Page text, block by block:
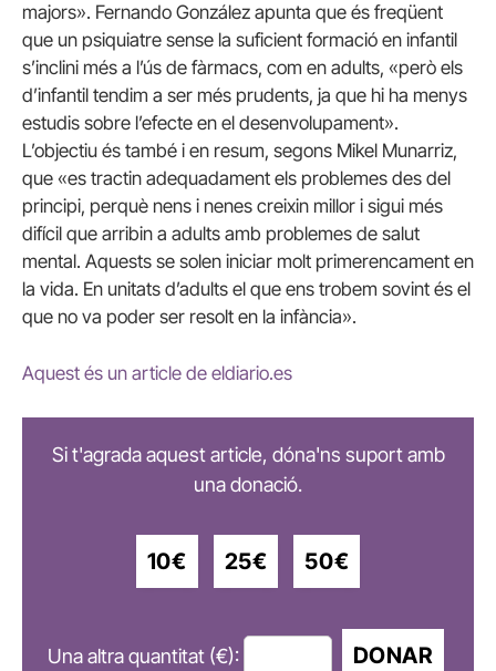
majors». Fernando González apunta que és freqüent
que un psiquiatre sense la suficient formació en infantil
s’inclini més a l’ús de fàrmacs, com en adults, «però els
d’infantil tendim a ser més prudents, ja que hi ha menys
estudis sobre l’efecte en el desenvolupament».
L’objectiu és també i en resum, segons Mikel Munarriz,
que «es tractin adequadament els problemes des del
principi, perquè nens i nenes creixin millor i sigui més
difícil que arribin a adults amb problemes de salut
mental. Aquests se solen iniciar molt primerencament en
la vida. En unitats d’adults el que ens trobem sovint és el
que no va poder ser resolt en la infància».
Aquest és un article de eldiario.es
Si t'agrada aquest article, dóna'ns suport amb
una donació.
10€ 25€ 50€
Una altra quantitat (€): DONAR